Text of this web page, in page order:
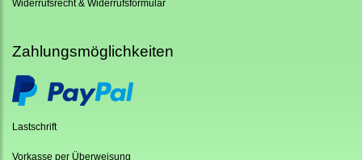
Widerrufsrecht & Widerrufsformular
Zahlungsmöglichkeiten
Lastschrift
Vorkasse per Überweisung